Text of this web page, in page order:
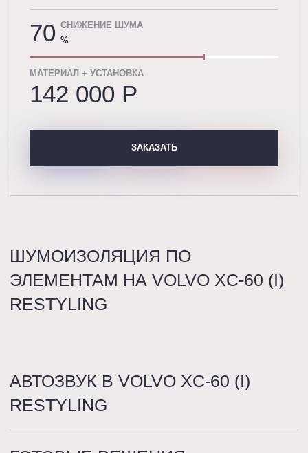
70 СНИЖЕНИЕ ШУМА
%
МАТЕРИАЛ + УСТАНОВКА
142 000 P
ЗАКАЗАТЬ
ШУМОИЗОЛЯЦИЯ ПО
ЭЛЕМЕНТАМ НА VOLVO XC-60 (I)
RESTYLING
АВТОЗВУК В VOLVO XC-60 (I)
RESTYLING